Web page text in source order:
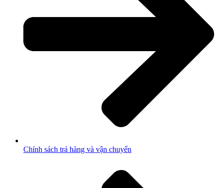
Chính sách trả hàng và vận chuyển